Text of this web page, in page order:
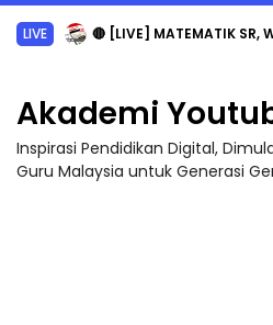
LIVE 🔴 [LIVE] MATEMATIK SR, WANG TAHUN 6 OLEH CIKGU ANITA
Akademi
Inspirasi Pendidikan Digital,
Guru Malaysia untuk Generasi